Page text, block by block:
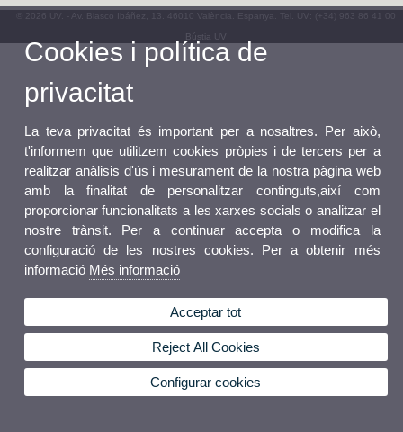
© 2026 UV. - Av. Blasco Ibáñez, 13. 46010 València. Espanya. Tel. UV: (+34) 963 86 41 00
Bústia UV
Cookies i política de
privacitat
La teva privacitat és important per a nosaltres. Per això,
t'informem que utilitzem cookies pròpies i de tercers per a
realitzar anàlisis d'ús i mesurament de la nostra pàgina web
amb la finalitat de personalitzar continguts,així com
proporcionar funcionalitats a les xarxes socials o analitzar el
nostre trànsit. Per a continuar accepta o modifica la
configuració de les nostres cookies. Per a obtenir més
informació Més informació
Acceptar tot
Reject All Cookies
Configurar cookies